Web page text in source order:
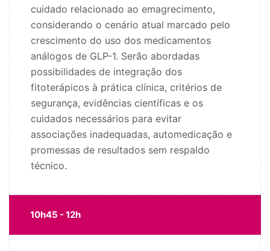
cuidado relacionado ao emagrecimento,
considerando o cenário atual marcado pelo
crescimento do uso dos medicamentos
análogos de GLP-1. Serão abordadas
possibilidades de integração dos
fitoterápicos à prática clínica, critérios de
segurança, evidências científicas e os
cuidados necessários para evitar
associações inadequadas, automedicação e
promessas de resultados sem respaldo
técnico.
10h45 - 12h